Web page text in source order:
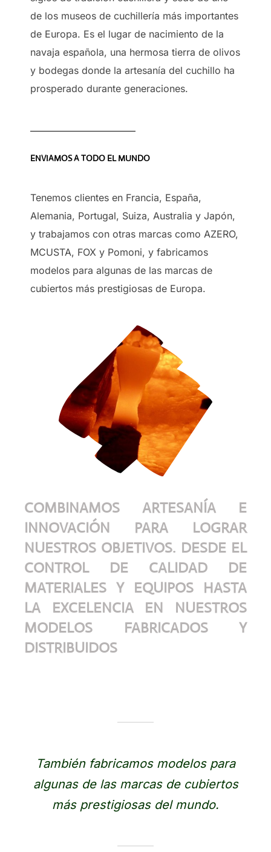
de los museos de cuchillería más importantes
de Europa. Es el lugar de nacimiento de la
navaja española, una hermosa tierra de olivos
y bodegas donde la artesanía del cuchillo ha
prosperado durante generaciones.
ENVIAMOS A TODO EL MUNDO
Tenemos clientes en Francia, España,
Alemania, Portugal, Suiza, Australia y Japón,
y trabajamos con otras marcas como AZERO,
MCUSTA, FOX y Pomoni, y fabricamos
modelos para algunas de las marcas de
cubiertos más prestigiosas de Europa.
COMBINAMOS ARTESANÍA E
INNOVACIÓN PARA LOGRAR
NUESTROS OBJETIVOS. DESDE EL
CONTROL DE CALIDAD DE
MATERIALES Y EQUIPOS HASTA
LA EXCELENCIA EN NUESTROS
MODELOS FABRICADOS Y
DISTRIBUIDOS
También fabricamos modelos para
algunas de las marcas de cubiertos
más prestigiosas del mundo.